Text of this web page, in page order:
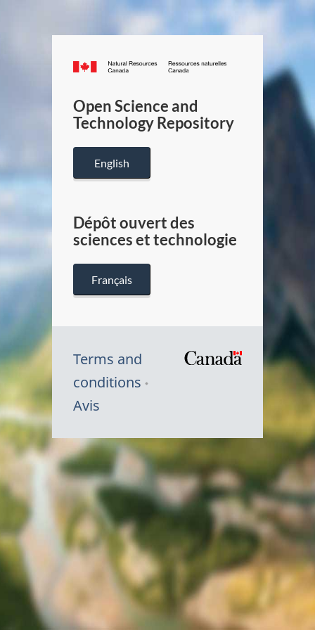
Canada.ca
/
Canada
Open Science and
Technology Repository
English
Dépôt ouvert des
sciences et technologie
Français
Terms and
conditions
Avis
Canada